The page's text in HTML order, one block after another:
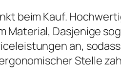
beim Kauf.
Dasjenige
an,
Stelle